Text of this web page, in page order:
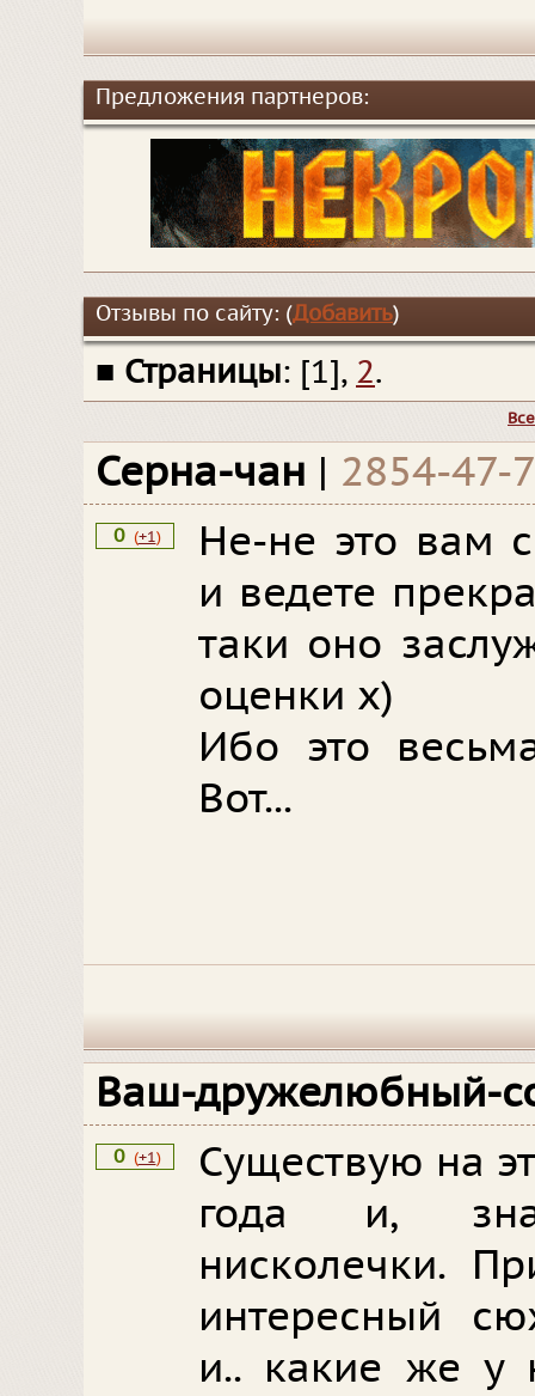
Предложения партнеров:
Отзывы по сайту: (Добавить)
■ Страницы: [1], 2.
Все
Серна-чан | 2854-47-
0 (+1)
Не-не это вам
и ведете
таки оно
оценки х)
Ибо это
Вот...
Ваш-дружелюбный-
0 (+1)
Существую на
года и,
нисколечки.
интересный
и.. какие же у